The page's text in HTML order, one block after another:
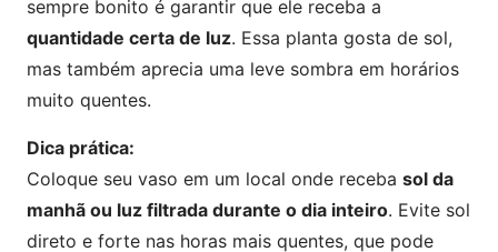
sempre bonito é garantir que ele receba a
quantidade certa de luz. Essa planta gosta de sol,
mas também aprecia uma leve sombra em horários
muito quentes.
Dica prática:
Coloque seu vaso em um local onde receba sol da
manhã ou luz filtrada durante o dia inteiro. Evite sol
direto e forte nas horas mais quentes, que pode